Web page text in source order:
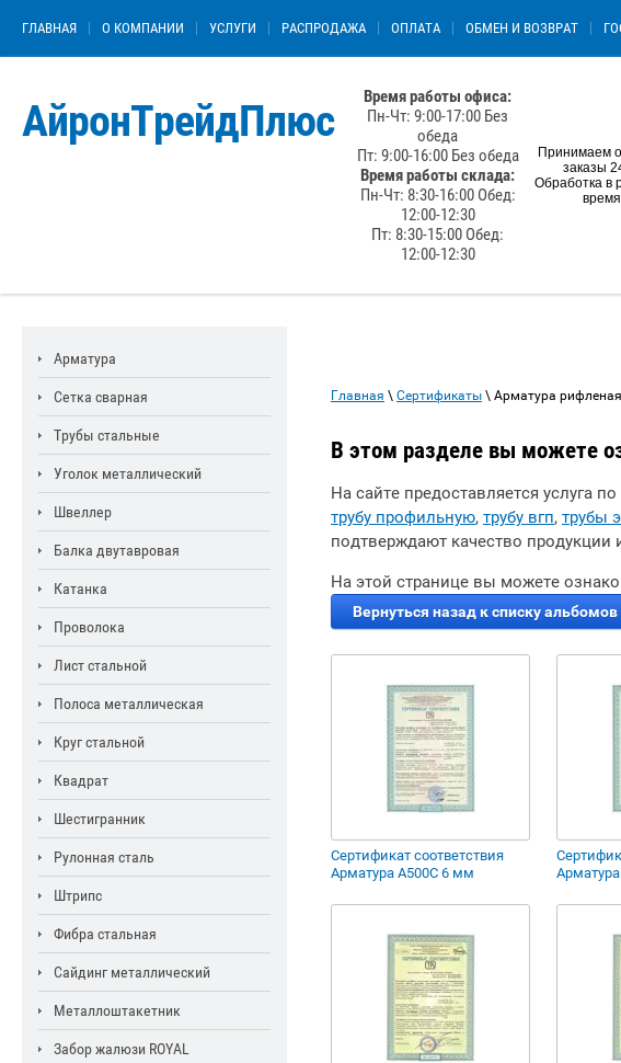
ГЛАВНАЯ О КОМПАНИИ УСЛУГИ РАСПРОДАЖА ОПЛАТА ОБМЕН И ВОЗВРАТ
АйронТрейдПлюс
Время работы офиса:
Пн-Чт: 9:00-17:00 Без
обеда
Пт: 9:00-16:00 Без обеда
Время работы склада:
Пн-Чт: 8:30-16:00 Обед:
12:00-12:30
Пт: 8:30-15:00 Обед:
12:00-12:30
Принимаем
заказы
Обработка в
время
Арматура
Сетка сварная
Трубы стальные
Уголок металлический
Швеллер
Балка двутавровая
Катанка
Проволока
Лист стальной
Полоса металлическая
Круг стальной
Квадрат
Шестигранник
Рулонная сталь
Штрипс
Фибра стальная
Сайдинг металлический
Металлоштакетник
Забор жалюзи ROYAL
Главная \ Сертификаты \ Арматура
В этом разделе вы можете
На сайте предоставляется услуга
трубу профильную, трубу вгп, трубы
подтверждают качество продукции
На этой странице вы можете
Вернуться назад к списку альбомов
Сертификат соответствия
Арматура А500С 6 мм